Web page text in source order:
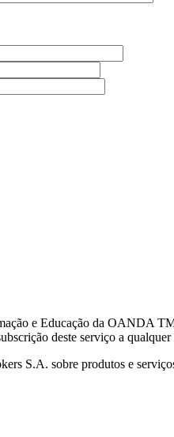
e Educação da OANDA
deste serviço a
S.A. sobre produtos e